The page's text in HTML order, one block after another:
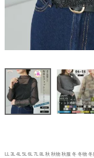
LL 3L 4L 5L 6L 7L 8L 秋 秋物 秋服 冬 冬物